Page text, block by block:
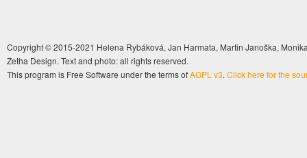
Copyright © 2015-2021 Helena Rybáková, Jan Harmata, Martin Janoška,
Zetha Design. Text and photo: all rights reserved.
This program is Free Software under the terms ofAGPL v3. Click here for the